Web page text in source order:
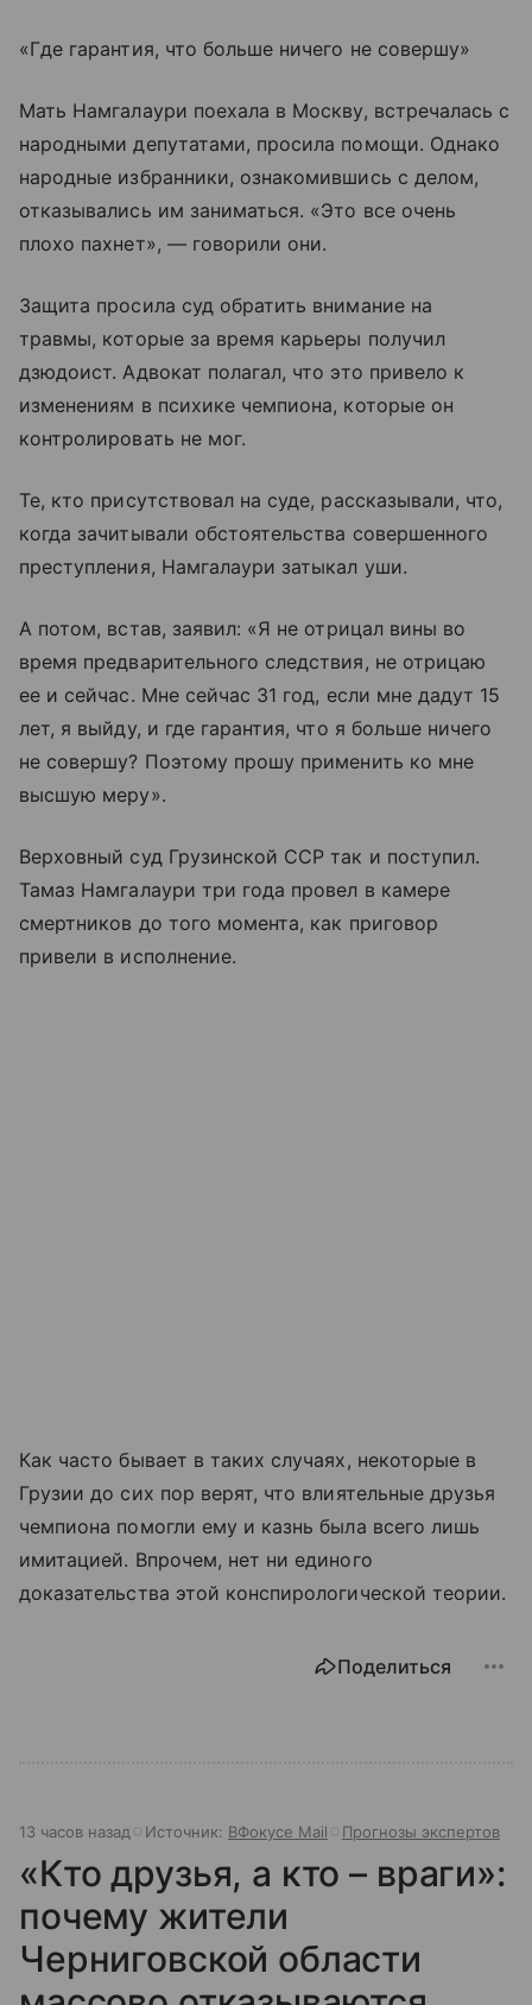
«Где гарантия, что больше ничего не совершу»
Мать Намгалаури поехала в Москву, встречалась с
народными депутатами, просила помощи. Однако
народные избранники, ознакомившись с делом,
отказывались им заниматься. «Это все очень
плохо пахнет», — говорили они.
Защита просила суд обратить внимание на
травмы, которые за время карьеры получил
дзюдоист. Адвокат полагал, что это привело к
изменениям в психике чемпиона, которые он
контролировать не мог.
Те, кто присутствовал на суде, рассказывали, что,
когда зачитывали обстоятельства совершенного
преступления, Намгалаури затыкал уши.
А потом, встав, заявил: «Я не отрицал вины во
время предварительного следствия, не отрицаю
ее и сейчас. Мне сейчас 31 год, если мне дадут 15
лет, я выйду, и где гарантия, что я больше ничего
не совершу? Поэтому прошу применить ко мне
высшую меру».
Верховный суд Грузинской ССР так и поступил.
Тамаз Намгалаури три года провел в камере
смертников до того момента, как приговор
привели в исполнение.
Как часто бывает в таких случаях, некоторые в
Грузии до сих пор верят, что влиятельные друзья
чемпиона помогли ему и казнь была всего лишь
имитацией. Впрочем, нет ни единого
доказательства этой конспирологической теории.
Поделиться
13 часов назад Источник: ВФокусе Mail Прогнозы экспертов
«Кто друзья, а кто – враги»:
почему жители
Черниговской области